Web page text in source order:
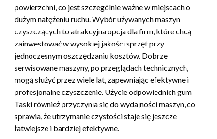
powierzchni, co jest szczególnie ważne w miejscach o
dużym natężeniu ruchu. Wybór używanych maszyn
czyszczących to atrakcyjna opcja dla firm, które chcą
zainwestować w wysokiej jakości sprzęt przy
jednoczesnym oszczędzaniu kosztów. Dobrze
serwisowane maszyny, po przeglądach technicznych,
mogą służyć przez wiele lat, zapewniając efektywne i
profesjonalne czyszczenie. Użycie odpowiednich gum
Taski również przyczynia się do wydajności maszyn, co
sprawia, że utrzymanie czystości staje się jeszcze
łatwiejsze i bardziej efektywne.